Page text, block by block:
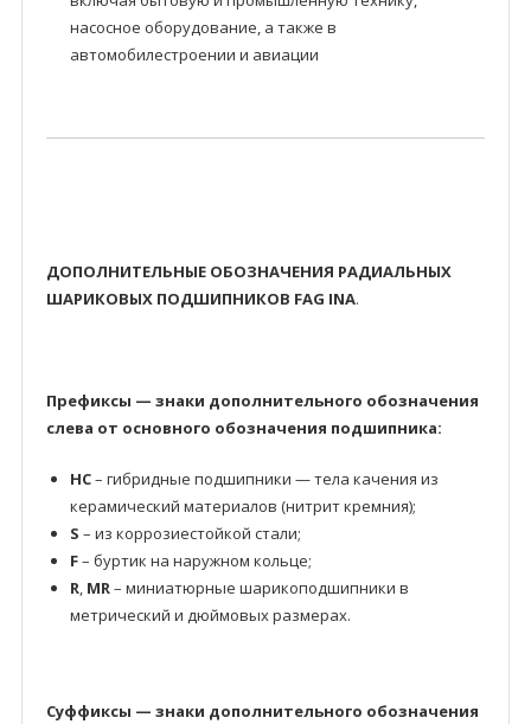
насосное оборудование, а также в
автомобилестроении и авиации
ДОПОЛНИТЕЛЬНЫЕ ОБОЗНАЧЕНИЯ РАДИАЛЬНЫХ
ШАРИКОВЫХ ПОДШИПНИКОВ FAG INA.
Префиксы — знаки дополнительного обозначения
слева от основного обозначения подшипника:
HC– гибридные подшипники — тела качения из
керамический материалов (нитрит кремния);
S – из коррозиестойкой стали;
F– буртик на наружном кольце;
R, MR– миниатюрные шарикоподшипники в
метрический и дюймовых размерах.
Суффиксы — знаки дополнительного обозначения